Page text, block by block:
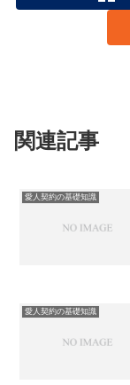
関連記事
愛人契約の基礎知識
愛人契約の基礎知識